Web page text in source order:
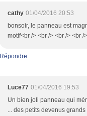
cathy 01/04/2016 20:53
bonsoir, le panneau est
motif<br /> <br /> <br /> <br
Répondre
Luce77 01/04/2016 19:53
Un bien joli panneau qui
... des petits devenus